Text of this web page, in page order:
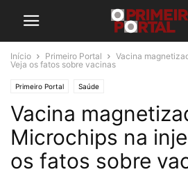
Início Primeiro Portal
Vacina
Veja os fatos sobre vacinas
Primeiro Portal Saúde
Vacina
Microchips na
os fatos sobre